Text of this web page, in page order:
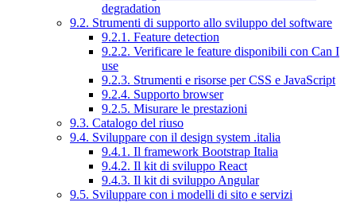
degradation
9.2. Strumenti di supporto allo sviluppo del software
9.2.1. Feature detection
9.2.2. Verificare le feature disponibili con Can I
use
9.2.3. Strumenti e risorse per CSS e JavaScript
9.2.4. Supporto browser
9.2.5. Misurare le prestazioni
9.3. Catalogo del riuso
9.4. Sviluppare con il design system .italia
9.4.1. Il framework Bootstrap Italia
9.4.2. Il kit di sviluppo React
9.4.3. Il kit di sviluppo Angular
9.5. Sviluppare con i modelli di sito e servizi